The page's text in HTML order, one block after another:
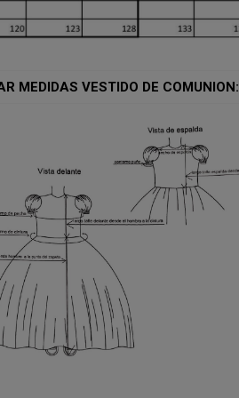
MEDIDAS VESTIDO DE COMUNION: